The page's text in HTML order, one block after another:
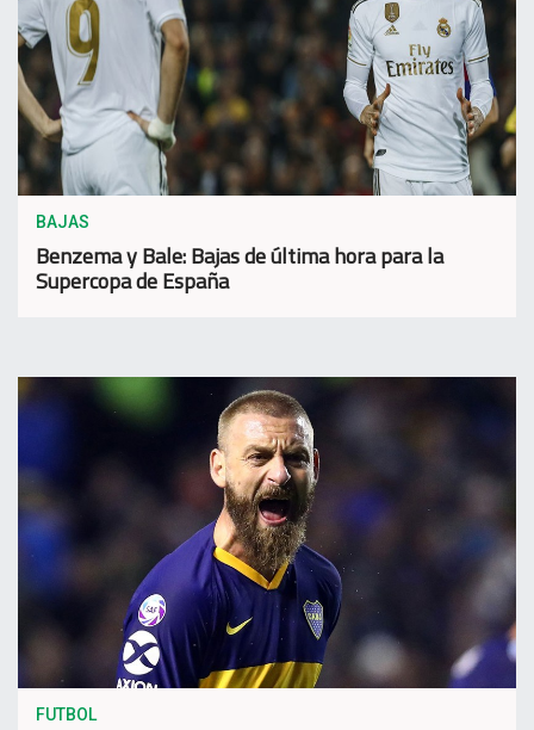
BAJAS
Benzema y Bale: Bajas de última hora para la
Supercopa de España
FUTBOL